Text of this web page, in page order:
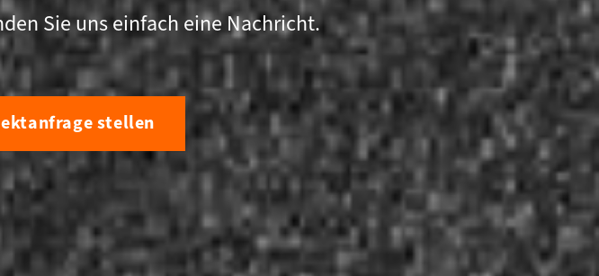
Sie uns einfach eine Nachricht.
stellen